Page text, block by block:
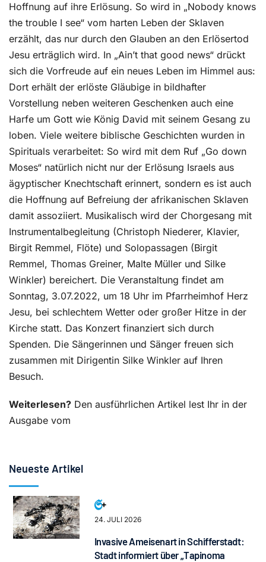
Hoffnung auf ihre Erlösung. So wird in „Nobody knows
the trouble I see“ vom harten Leben der Sklaven
erzählt, das nur durch den Glauben an den Erlösertod
Jesu erträglich wird. In „Ain’t that good news“ drückt
sich die Vorfreude auf ein neues Leben im Himmel aus:
Dort erhält der erlöste Gläubige in bildhafter
Vorstellung neben weiteren Geschenken auch eine
Harfe um Gott wie König David mit seinem Gesang zu
loben. Viele weitere biblische Geschichten wurden in
Spirituals verarbeitet: So wird mit dem Ruf „Go down
Moses“ natürlich nicht nur der Erlösung Israels aus
ägyptischer Knechtschaft erinnert, sondern es ist auch
die Hoffnung auf Befreiung der afrikanischen Sklaven
damit assoziiert. Musikalisch wird der Chorgesang mit
Instrumentalbegleitung (Christoph Niederer, Klavier,
Birgit Remmel, Flöte) und Solopassagen (Birgit
Remmel, Thomas Greiner, Malte Müller und Silke
Winkler) bereichert. Die Veranstaltung findet am
Sonntag, 3.07.2022, um 18 Uhr im Pfarrheimhof Herz
Jesu, bei schlechtem Wetter oder großer Hitze in der
Kirche statt. Das Konzert finanziert sich durch
Spenden. Die Sängerinnen und Sänger freuen sich
zusammen mit Dirigentin Silke Winkler auf Ihren
Besuch.
Weiterlesen? Den ausführlichen Artikel lest Ihr in der
Ausgabe vom
Neueste Artikel
24. JULI 2026
Invasive Ameisenart in Schifferstadt:
Stadt informiert über „Tapinoma